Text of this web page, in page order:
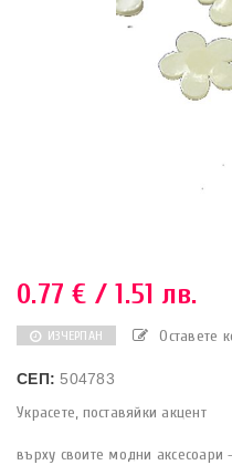
0.77€ / 1.51 лв.
ИЗЧЕРПАН Оставете
СЕП: 504783
Украсете, поставяйки акцент
върху своите модни аксесоари